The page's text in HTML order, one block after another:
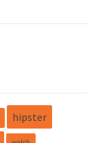
hipster